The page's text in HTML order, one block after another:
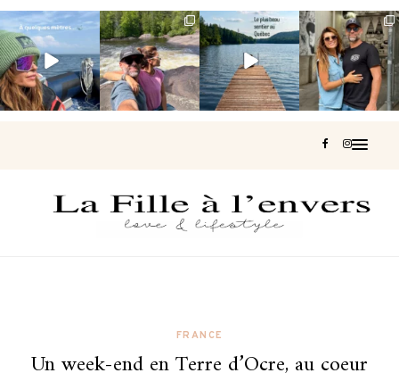
Voir une baleine
en photo, c’est
impressionnant
🐋...
Les Laurentides,
le Québec
version nature.
...
Et si je te disais
qu’il existe un
sentier où tu...
126 37
Montréal, une
très belle
surprise 🇨🇦
442
FRANCE
Un week-end en Terre d’Ocre, au coeur